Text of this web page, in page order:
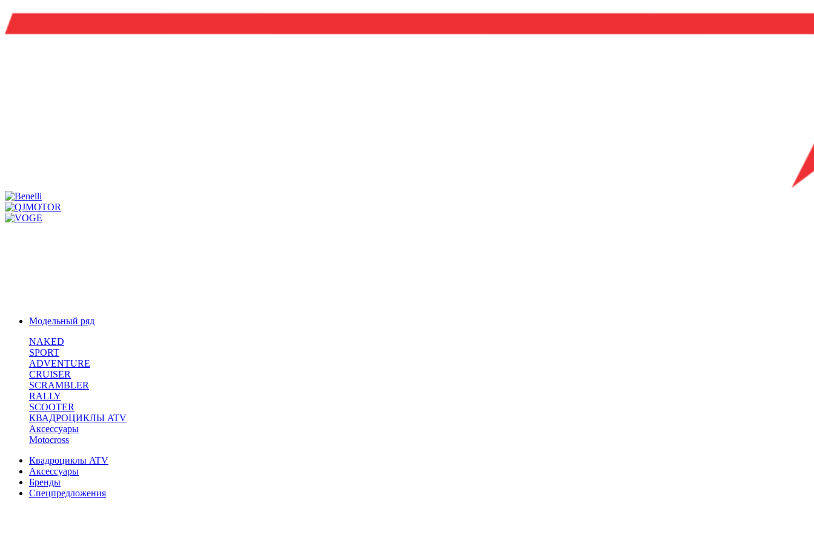
Модельный ряд
NAKED
SPORT
ADVENTURE
CRUISER
SCRAMBLER
RALLY
SCOOTER
КВАДРОЦИКЛЫ ATV
Аксессуары
Motocross
Квадроциклы ATV
Аксессуары
Бренды
Спецпредложения